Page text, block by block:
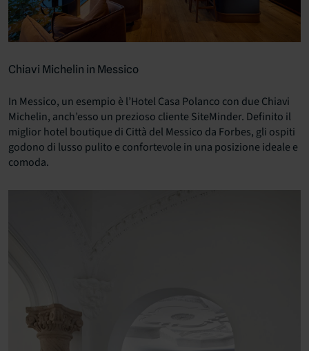
Chiavi Michelin in Messico
In Messico, un esempio è l’Hotel Casa Polanco con due Chiavi
Michelin, anch’esso un prezioso cliente SiteMinder. Definito il
miglior hotel boutique di Città del Messico da Forbes, gli ospiti
godono di lusso pulito e confortevole in una posizione ideale e
comoda.